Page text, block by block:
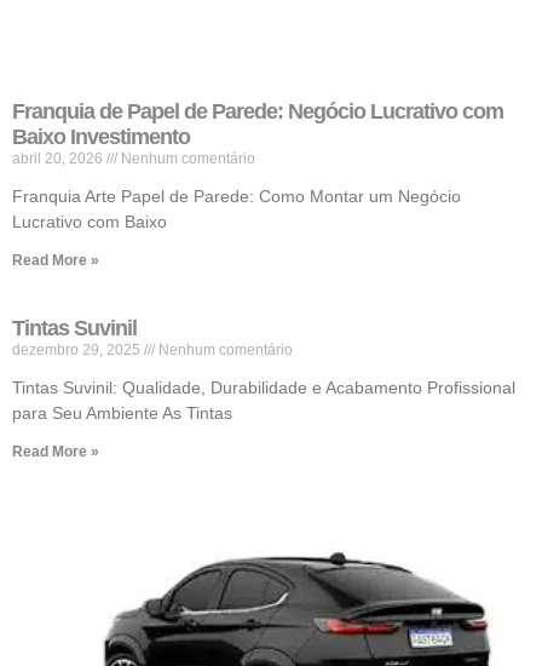
Franquia de Papel de Parede: Negócio Lucrativo com
Baixo Investimento
abril 20, 2026 Nenhum comentário
Franquia Arte Papel de Parede: Como Montar um Negócio
Lucrativo com Baixo
Read More »
Tintas Suvinil
dezembro 29, 2025 Nenhum comentário
Tintas Suvinil: Qualidade, Durabilidade e Acabamento Profissional
para Seu Ambiente As Tintas
Read More »